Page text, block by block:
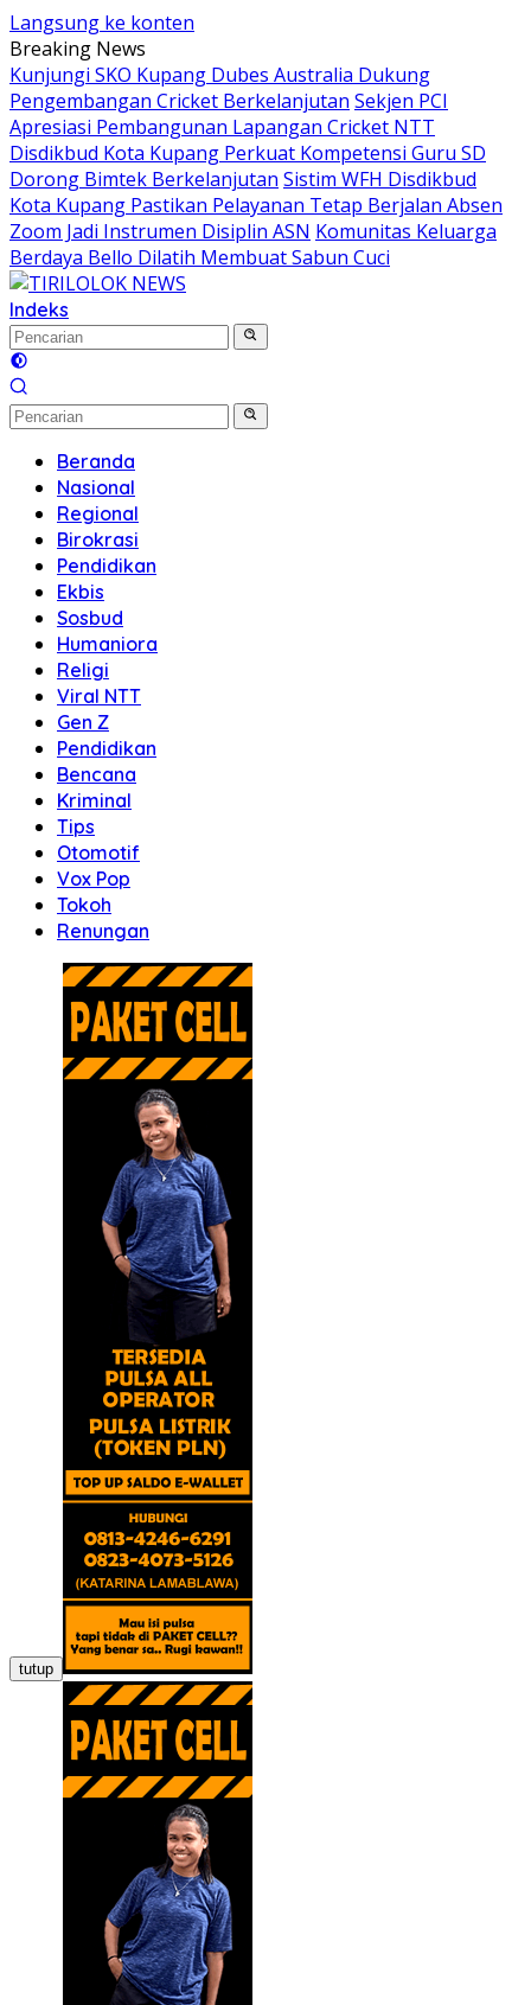
Langsung ke konten
Breaking News
Kunjungi SKO Kupang Dubes Australia Dukung
Pengembangan Cricket Berkelanjutan Sekjen PCI
Apresiasi Pembangunan Lapangan Cricket NTT
Disdikbud Kota Kupang Perkuat Kompetensi Guru SD
Dorong Bimtek Berkelanjutan Sistim WFH Disdikbud
Kota Kupang Pastikan Pelayanan Tetap Berjalan Absen
Zoom Jadi Instrumen Disiplin ASN Komunitas Keluarga
Berdaya Bello Dilatih Membuat Sabun Cuci
Indeks
Beranda
Nasional
Regional
Birokrasi
Pendidikan
Ekbis
Sosbud
Humaniora
Religi
Viral NTT
Gen Z
Pendidikan
Bencana
Kriminal
Tips
Otomotif
Vox Pop
Tokoh
Renungan
tutup